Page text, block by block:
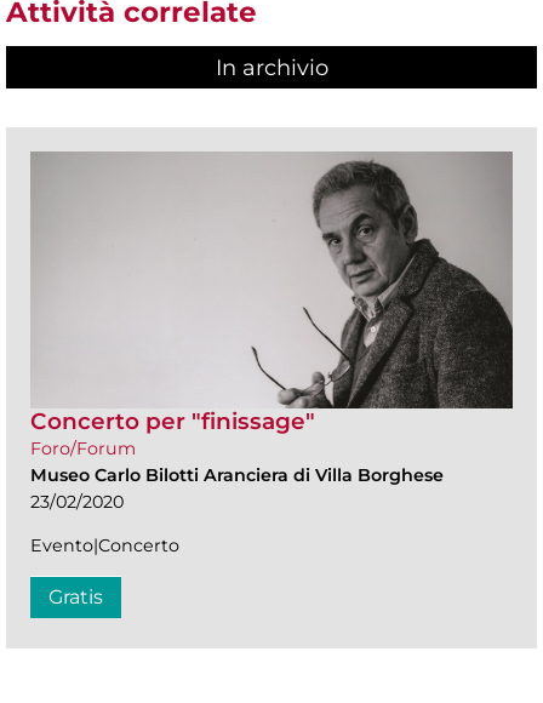
Attività correlate
In archivio
Concerto per "finissage"
Foro/Forum
Museo Carlo Bilotti Aranciera di Villa Borghese
23/02/2020
Evento|Concerto
Gratis